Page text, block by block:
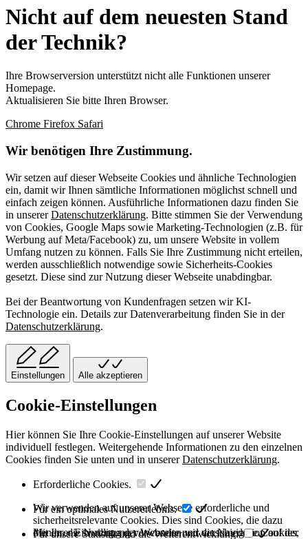
Nicht auf dem neuesten Stand
der Technik?
Ihre Browserversion unterstützt nicht alle Funktionen unserer
Homepage.
Aktualisieren Sie bitte Ihren Browser.
Chrome Firefox Safari
Wir benötigen Ihre Zustimmung.
Wir setzen auf dieser Webseite Cookies und ähnliche Technologien
ein, damit wir Ihnen sämtliche Informationen möglichst schnell und
einfach zeigen können. Ausführliche Informationen dazu finden Sie
in unsererDatenschutzerklärung. Bitte stimmen Sie der Verwendung
von Cookies, Google Maps sowie Marketing-Technologien (z.B. für
Werbung auf Meta/Facebook) zu, um unsere Website in vollem
Umfang nutzen zu können. Falls Sie Ihre Zustimmung nicht erteilen,
werden ausschließlich notwendige sowie Sicherheits-Cookies
gesetzt. Diese sind zur Nutzung dieser Webseite unabdingbar.
Bei der Beantwortung von Kundenfragen setzen wir KI-
Technologie ein. Details zur Datenverarbeitung finden Sie in der
Datenschutzerklärung.
Einstellungen Alle akzeptieren
Cookie-Einstellungen
Hier können Sie Ihre Cookie-Einstellungen auf unserer Website
individuell festlegen. Weitergehende Informationen zu den einzelnen
Cookies finden Sie unten und in unsererDatenschutzerklärung.
Erforderliche Cookies.
Wir verwenden auf unserer Webseite erforderliche und
sicherheitsrelevante Cookies. Dies sind Cookies, die dazu
dienen, die Nutzung der Webseite und die Navigation auf der
Für ein optimales Nutzererlebnis.
Mit Ihrer Einwilligung verwenden wir verschiedene Cookies,
Für unsere Statistik und die Weiterentwicklung.